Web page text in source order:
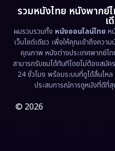
Family ครอบครัว
Fantasy จินตนาการ
Fiction
Film
Gothic
รวมหนังไทย หนังพากย์
เ
ผมรวบรวมทั้ง หนังออนไลน์ไทย ห
เว็บไซต์เดียว เพื่อให้คุณเข้าถึงควา
คุณภาพ หนังต่างประเทศพากย์
สามารถรับชมได้ทันทีโดยไม่ต้องสมั
24 ชั่วโมง พร้อมระบบที่ดูได้ลื่นไห
ประสบการณ์การดูหนังที่ดีที่สุ
© 2026